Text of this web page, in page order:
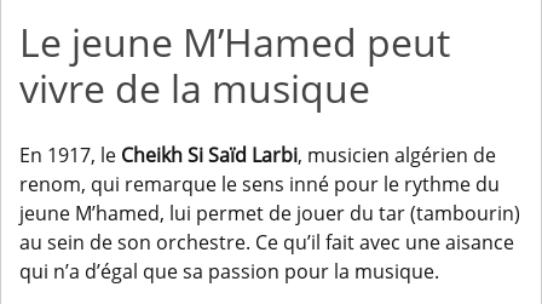
Le jeune M’Hamed peut
vivre de la musique
En 1917, le Cheikh Si Saïd Larbi, musicien algérien de
renom, qui remarque le sens inné pour le rythme du
jeune M’hamed, lui permet de jouer du tar (tambourin)
au sein de son orchestre. Ce qu’il fait avec une aisance
qui n’a d’égal que sa passion pour la musique.